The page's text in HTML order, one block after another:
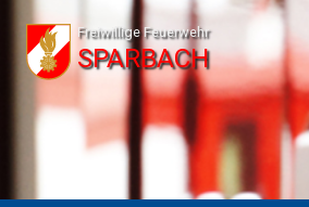
Freiwillige Feuerwehr
SPARBACH